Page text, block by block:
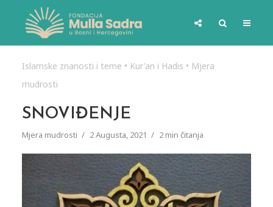
Islamske znanosti i teme • Kur'an i Hadis • Mjera
mudrosti
SNOVIĐENJE
Mjera mudrosti 2 Augusta, 2021 2 min čitanja